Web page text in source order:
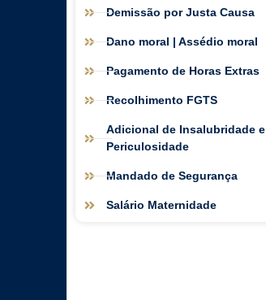
Demissão por Justa Causa
Dano moral | Assédio moral
Pagamento de Horas Extras
Recolhimento FGTS
Adicional de Insalubridade e
Periculosidade
Mandado de Segurança
Salário Maternidade